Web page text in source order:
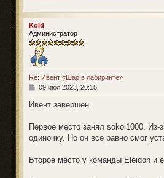
Kold
Администратор
Re: Ивент «Шар в лабиринте»
С
о
о
е
н
и
09 июл 2023, 20:15
Ивент завершен.
Первое место занял sokol1000. Из-
одиночку. Но он все равно смог
Второе место у команды Eleidon